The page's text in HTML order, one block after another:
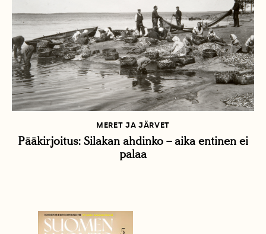
MERET JA JÄRVET
Pääkirjoitus: Silakan ahdinko – aika entinen ei
palaa